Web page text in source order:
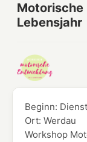
Motorische
Lebensjahr
Beginn:
Ort:Werdau
Workshop